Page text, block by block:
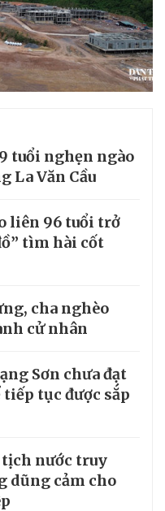
tuổi nghẹn ngào
La Văn Cầu
liên 96 tuổi trở
tìm hài cốt
cha nghèo
cử nhân
Sơn chưa đạt
tục được sắp
nước truy
dũng cảm cho